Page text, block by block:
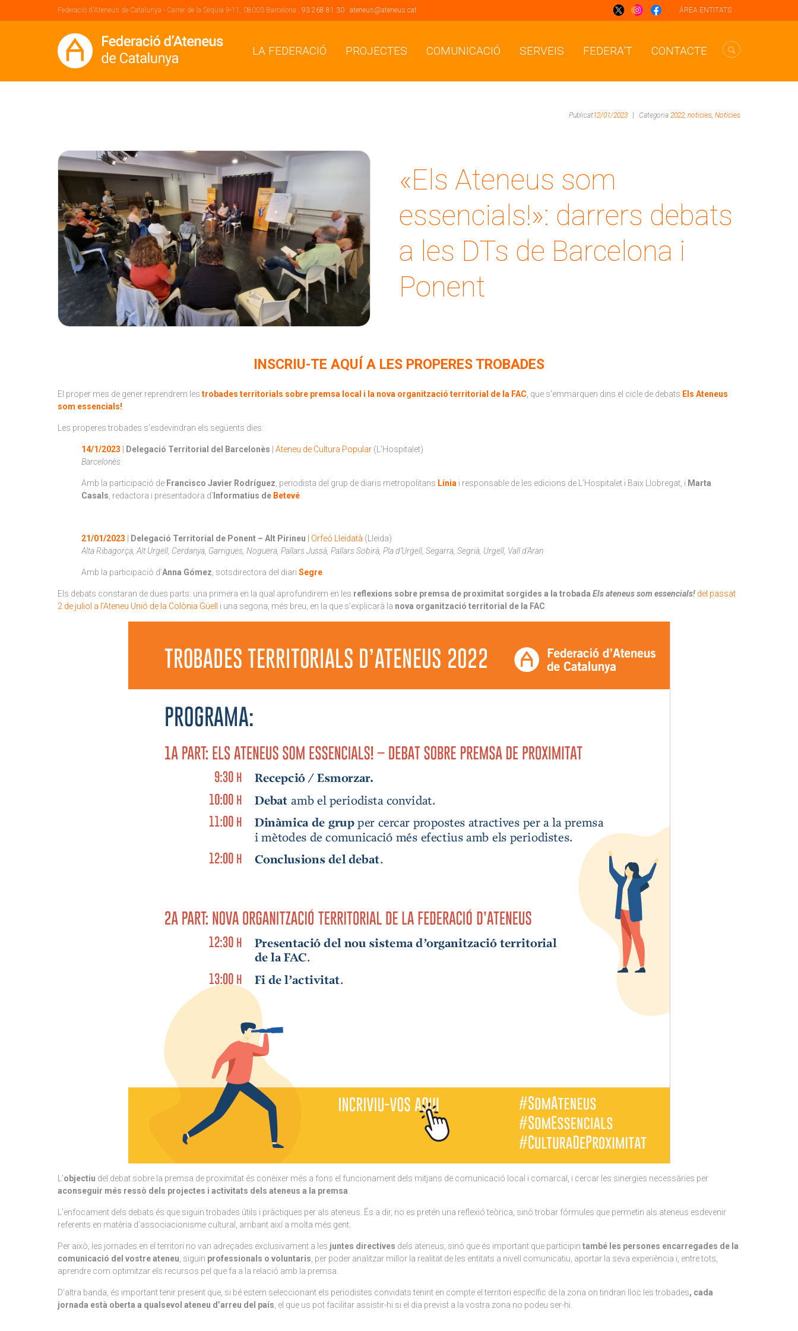
ÁREA ENTITATS
Federació d'Ateneus de Catalunya - Carrer de la Sèquia 9-11, 08003 Barcelona . 93 268 81 30 . ateneus@ateneus.cat
LA FEDERACIÓ PROJECTES COMUNICACIÓ SERVEIS FEDERA’T CONTACTE
Publicat12/01/2023 Categoria 2022, noticies, Notícies
«Els Ateneus som
essencials!»: darrers debats
a les DTs de Barcelona i
Ponent
INSCRIU-TE AQUÍ A LES PROPERES TROBADES
El proper mes de gener reprendrem les trobades territorials sobre premsa local i la nova organització territorial de la FAC, que s’emmarquen dins el cicle de debats Els Ateneus
som essencials!.
Les properes trobades s’esdevindran els següents dies:
14/1/2023 Delegació Territorial del Barcelonès Ateneu de Cultura Popular (L’Hospitalet)
Barcelonès
Amb la participació de Francisco Javier Rodríguez, periodista del grup de diaris metropolitans Línia i responsable de les edicions de L’Hospitalet i Baix Llobregat, i Marta
Casals, redactora i presentadora d’ Informatius de Betevé.
21/01/2023 Delegació Territorial de Ponent – Alt Pirineu Orfeó Lleidatà (Lleida)
Alta Ribagorça, Alt Urgell, Cerdanya, Garrigues, Noguera, Pallars Jussà, Pallars Sobirà, Pla d’Urgell, Segarra, Segrià, Urgell, Vall d’Aran
Amb la participació d’Anna Gómez, sotsdirectora del diari Segre.
Els debats constaran de dues parts: una primera en la qual aprofundirem en les reflexions sobre premsa de proximitat sorgides a la trobada Els ateneus som essencials! del passat
2 de juliol a l’Ateneu Unió de la Colònia Güell
i una segona, més breu, en la que s’explicarà la nova organització territorial de la FAC.
L’objectiu del debat sobre la premsa de proximitat és conèixer més a fons el funcionament dels mitjans de comunicació local i comarcal, i cercar les sinergies necessàries per
aconseguir més ressò dels projectes i activitats dels ateneus a la premsa.
L’enfocament dels debats és que siguin trobades útils i pràctiques per als ateneus. És a dir, no es pretén una reflexió teòrica, sinó trobar fórmules que permetin als ateneus esdevenir
referents en matèria d’associacionisme cultural, arribant així a molta més gent.
Per això, les jornades en el territori no van adreçades exclusivament a les juntes directives dels ateneus, sinó que és important que participin també les persones encarregades de la
comunicació del vostre ateneu, siguin professionals o voluntaris, per poder analitzar millor la realitat de les entitats a nivell comunicatiu, aportar la seva experiència i, entre tots,
aprendre com optimitzar els recursos pel que fa a la relació amb la premsa.
D’altra banda, és important tenir present que, si bé estem seleccionant els periodistes convidats tenint en compte el territori específic de la zona on tindran lloc les trobades, cada
jornada està oberta a qualsevol ateneu d’arreu del país, el que us pot facilitar assistir-hi si el dia previst a la vostra zona no podeu ser-hi.